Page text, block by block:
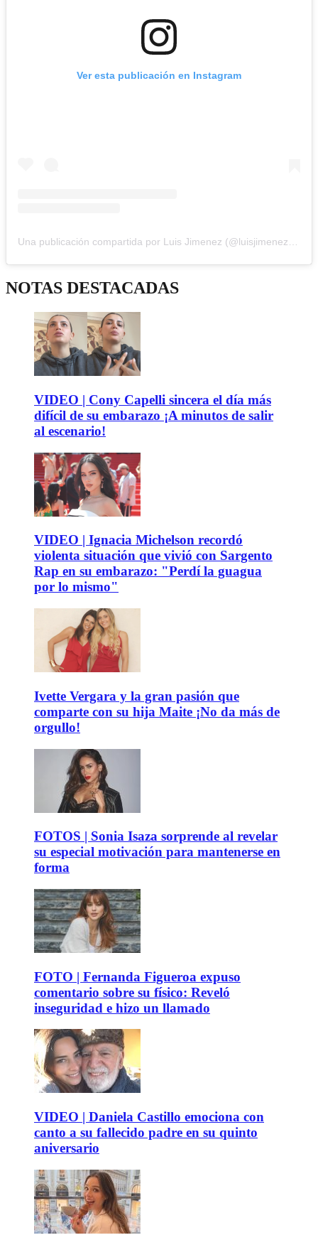
Ver esta publicación en Instagram
Una publicación compartida por Luis Jimenez (@luisjimenezok)
NOTAS DESTACADAS
VIDEO | Cony Capelli sincera el día más
difícil de su embarazo ¡A minutos de salir
al escenario!
VIDEO | Ignacia Michelson recordó
violenta situación que vivió con Sargento
Rap en su embarazo: "Perdí la guagua
por lo mismo"
Ivette Vergara y la gran pasión que
comparte con su hija Maite ¡No da más de
orgullo!
FOTOS | Sonia Isaza sorprende al revelar
su especial motivación para mantenerse en
forma
FOTO | Fernanda Figueroa expuso
comentario sobre su físico: Reveló
inseguridad e hizo un llamado
VIDEO | Daniela Castillo emociona con
canto a su fallecido padre en su quinto
aniversario